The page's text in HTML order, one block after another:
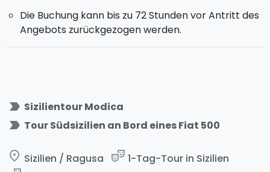
Die Buchung kann bis zu 72 Stunden vor Antritt des
Angebots zurückgezogen werden.
label_important Sizilientour Modica
label_important Tour Südsizilien an Bord eines Fiat 500
place Sizilien / Ragusa theater_comedy 1-Tag-Tour in Sizilien